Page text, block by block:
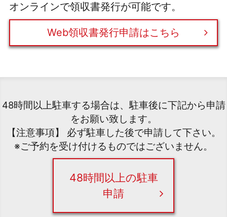
オンラインで領収書発行が可能です。
Web領収書発行申請はこちら
48時間以上駐車する場合は、駐車後に下記から申請
をお願い致します。
【注意事項】 必ず駐車した後で申請して下さい。
※ご予約を受け付けるものではございません。
48時間以上の駐車
申請